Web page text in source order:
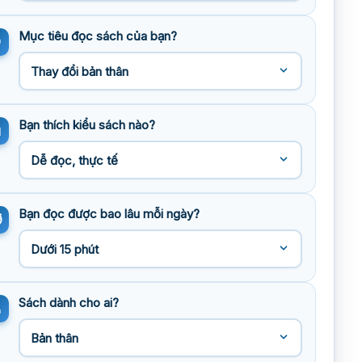
Mục tiêu đọc sách của bạn?
Bạn thích kiểu sách nào?
Bạn đọc được bao lâu mỗi ngày?
Sách dành cho ai?